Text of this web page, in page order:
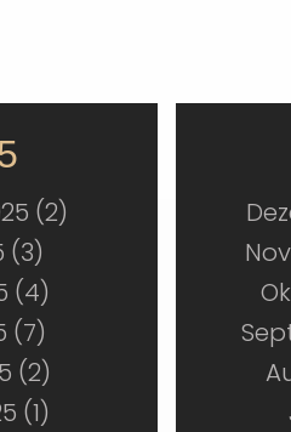
(2)
(3)
(4)
(7)
(2)
(1)